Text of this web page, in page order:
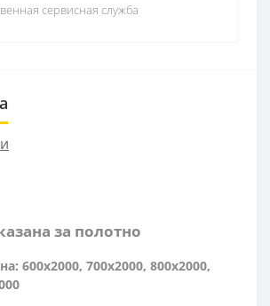
сервисная служба
за полотно
600x2000, 700x2000, 800x2000,